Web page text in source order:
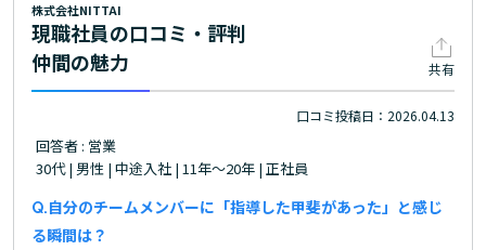
株式会社NITTAI
現職社員の口コミ・評判
仲間の魅力
共有
口コミ投稿日：2026.04.13
回答者 : 営業
30代 | 男性 | 中途入社 | 11年～20年 | 正社員
自分のチームメンバーに「指導した甲斐があった」と感じ
る瞬間は？